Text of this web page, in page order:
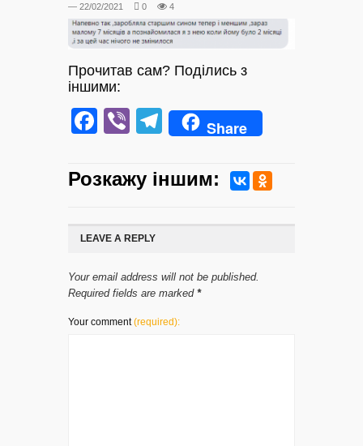
— 22/02/2021 0 4
Прочитав сам? Поділись з
іншими:
Facebook
ViberTelegram
Share
Розкажу iншим:
LEAVE A REPLY
Your email address will not be published.
Required fields are marked *
Your comment(required):